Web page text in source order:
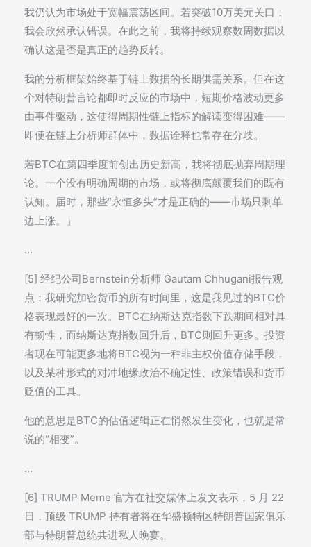
我仍认为市场处于宽幅震荡区间。若突破10万美元关口，
我会欣然承认错误。在此之前，我将持续观察数周数据以
确认这是否是真正的趋势反转。
我的分析框架始终基于链上数据的长期供需关系。但在这
个对特朗普言论都即时反应的市场中，短期价格波动更多
由事件驱动，这使得周期性链上指标的解读变得困难——
即便在链上分析师群体中，数据诠释也常存在分歧。
若BTC在第四季度前创出历史新高，我将彻底抛弃周期理
论。一个没有明确周期的市场，或将彻底颠覆我们的既有
认知。届时，那些”永恒多头”才是正确的——市场只剩单
边上涨。」
…
[5] 经纪公司Bernstein分析师 Gautam Chhugani报告观
点：我研究加密货币的所有时间里，这是我见过的BTC价
格表现最好的一次。BTC在纳斯达克指数下跌期间相对具
有韧性，而纳斯达克指数回升后，BTC则回升更多。投资
者现在可能更多地将BTC视为一种非主权价值存储手段，
以及某种形式的对冲地缘政治不确定性、政策错误和货币
贬值的工具。
他的意思是BTC的估值逻辑正在悄然发生变化，也就是常
说的“相变”。
…
[6] TRUMP Meme 官方在社交媒体上发文表示，5 月 22
日，顶级 TRUMP 持有者将在华盛顿特区特朗普国家俱乐
部与特朗普总统共进私人晚宴。